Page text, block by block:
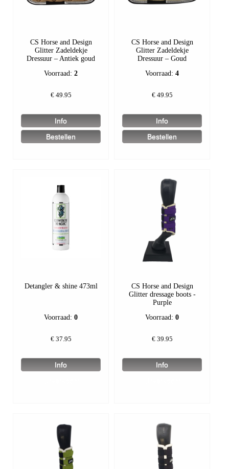
CS Horse and Design
Glitter Zadeldekje
Dressuur – Antiek goud
Voorraad:2
€ 49.95
CS Horse and Design
Glitter Zadeldekje
Dressuur – Goud
Voorraad:4
€ 49.95
Detangler & shine 473ml
Voorraad:0
€ 37.95
CS Horse and Design
Glitter dressage boots -
Purple
Voorraad:0
€ 39.95